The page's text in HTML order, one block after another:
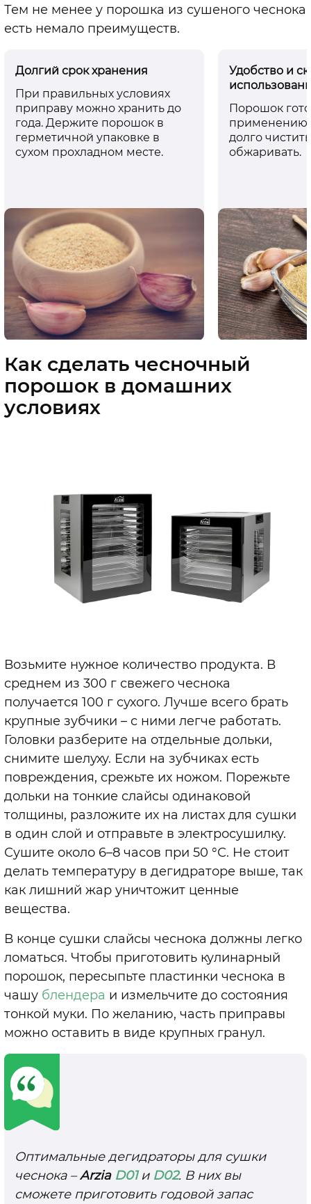
Тем не менее у порошка из сушеного чеснока
есть немало преимуществ.
Долгий срок хранения
При правильных условиях
приправу можно хранить до
года. Держите порошок в
герметичной упаковке в
сухом прохладном месте.
Удобство и
Порошок
применению:
долго
обжаривать.
Как сделать чесночный
порошок в домашних
условиях
Возьмите нужное количество продукта. В
среднем из 300 г свежего чеснока
получается 100 г сухого. Лучше всего брать
крупные зубчики – с ними легче работать.
Головки разберите на отдельные дольки,
снимите шелуху. Если на зубчиках есть
повреждения, срежьте их ножом. Порежьте
дольки на тонкие слайсы одинаковой
толщины, разложите их на листах для сушки
в один слой и отправьте в электросушилку.
Сушите около 6–8 часов при 50 °С. Не стоит
делать температуру в дегидраторе выше, так
как лишний жар уничтожит ценные
вещества.
В конце сушки слайсы чеснока должны легко
ломаться. Чтобы приготовить кулинарный
порошок, пересыпьте пластинки чеснока в
чашу блендера и измельчите до состояния
тонкой муки. По желанию, часть приправы
можно оставить в виде крупных гранул.
Оптимальные дегидраторы для сушки
чеснока –Arzia D01и D02. В них вы
сможете приготовить годовой запас